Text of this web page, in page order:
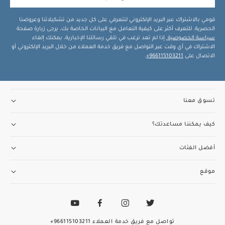
قومي بالاشتراك عبر البريد الإلكتروني لتتعرفي على كل جديد من تشكيلاتنا وعروضنا
الحصرية. للتعرف أكثر على كيفية التعامل مع البيانات الخاصة بك، يرجى زيارة صفحة
سياسة الخصوصية .إذا لم تعد ترغب في تلقي رسائلنا الإخبارية، يمكنك إلغاء
الاشتراك في أي وقت عبر التواصل مع فريق خدمة العملاء من خلال البريد الإلكتروني أو
الاتصال على 966115103211+
.
تسوق معنا
كيف يمكننا مساعدتك؟
أفضل الفئات
موقع
تواصل مع فريق خدمة العملاء 966115103211+